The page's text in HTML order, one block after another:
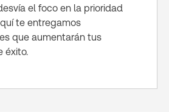
el foco en la prioridad
te entregamos
que aumentarán tus
éxito.